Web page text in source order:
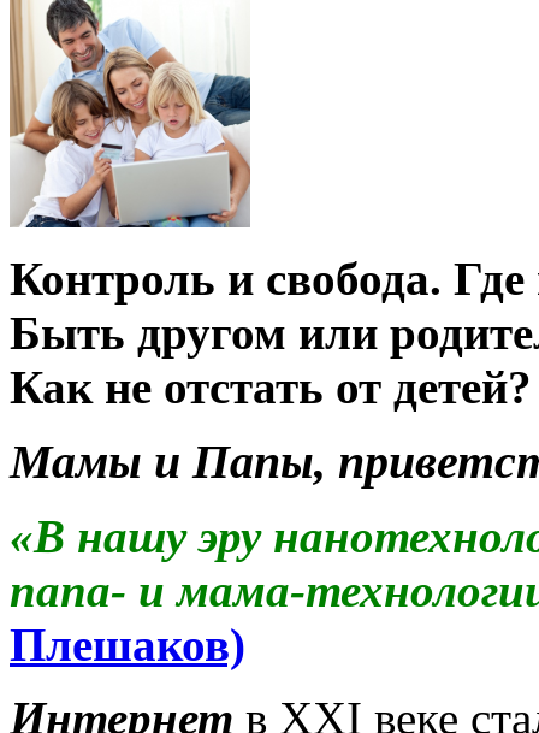
Контроль и свобода. Где
Быть другом или
Как не отстать от детей?
Мамы и Папы,
«В нашу эру
папа- и мама-
Плешаков)
Интернет в XXI веке